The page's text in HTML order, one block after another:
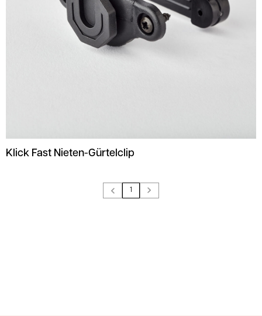
Klick Fast Nieten-Gürtelclip
1